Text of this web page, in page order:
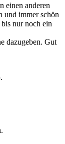
einen anderen
und immer schön
nur noch ein
dazugeben. Gut